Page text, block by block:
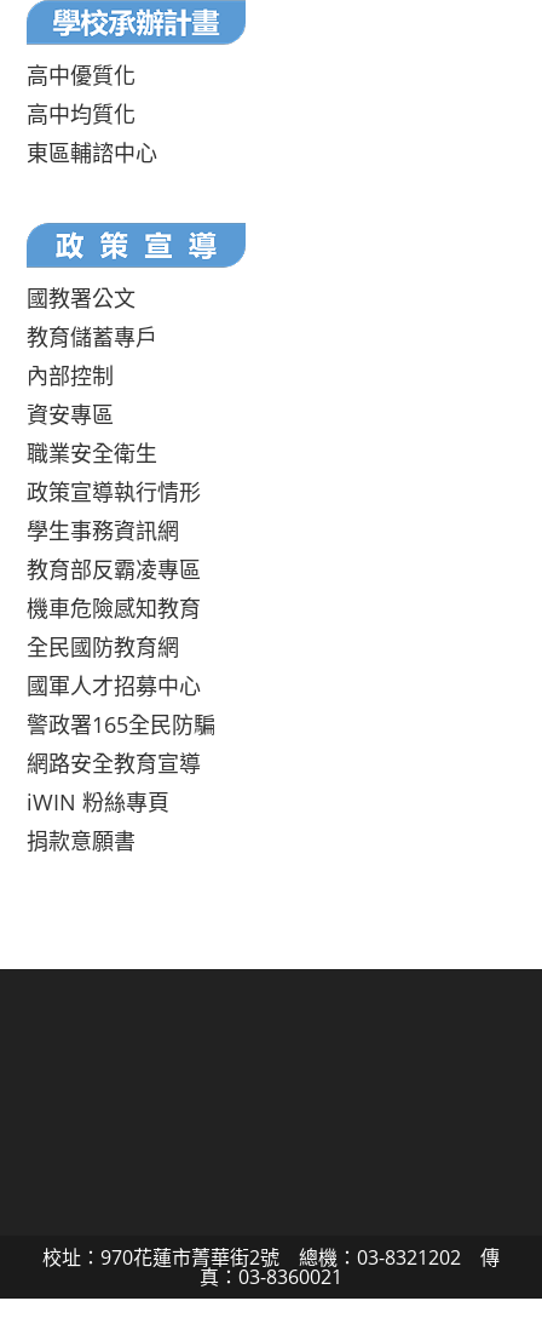
高中優質化
高中均質化
東區輔諮中心
國教署公文
教育儲蓄專戶
內部控制
資安專區
職業安全衛生
政策宣導執行情形
學生事務資訊網
教育部反霸凌專區
機車危險感知教育
全民國防教育網
國軍人才招募中心
警政署165全民防騙
網路安全教育宣導
iWIN 粉絲專頁
捐款意願書
校址：970花蓮市菁華街2號 總機：03-8321202 傳
真：03-8360021